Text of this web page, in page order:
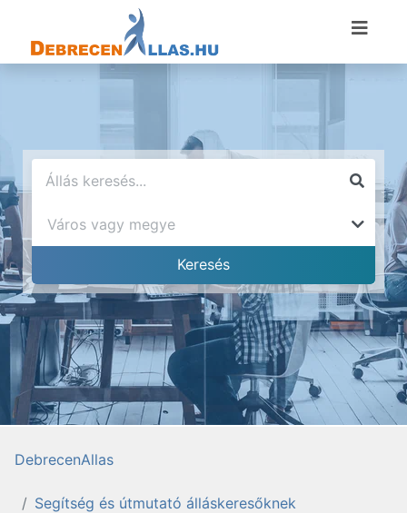
DebrecenAllas
Segítség és útmutató álláskeresőknek